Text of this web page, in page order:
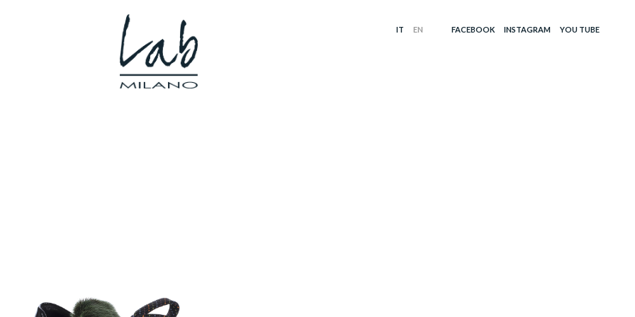
FACEBOOK INSTAGRAM YOU TUBE